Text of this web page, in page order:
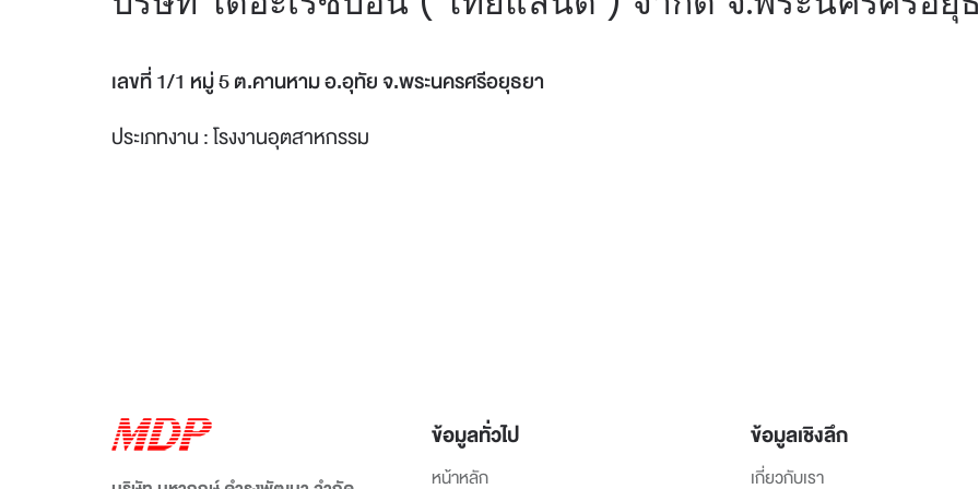
เลขที่ 1/1 หมู่ 5 ต.คานหาม อ.อุทัย จ.พระนครศรีอยุธยา
ประเภทงาน : โรงงานอุตสาหกรรม
ข้อมูลทั่วไป
หน้าหลัก
ข้อมูลเชิงลึก
เกี่ยวกับเรา